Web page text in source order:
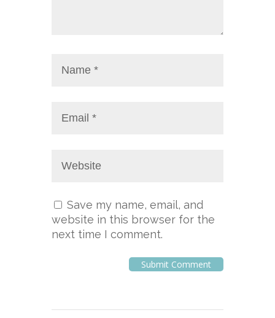
Save my name, email, and
website in this browser for the
next time I comment.